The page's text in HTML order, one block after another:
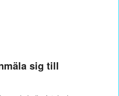
sig till